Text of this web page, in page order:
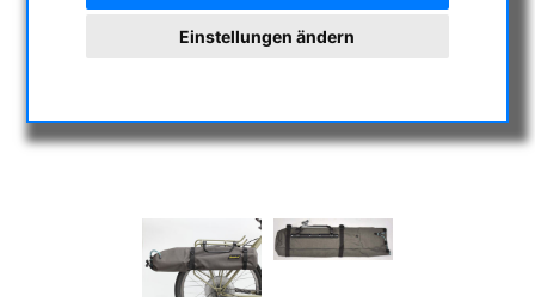
Einstellungen ändern